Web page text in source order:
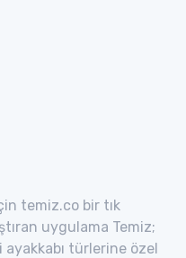
temiz.co bir tık
uygulama Temiz;
türlerine özel